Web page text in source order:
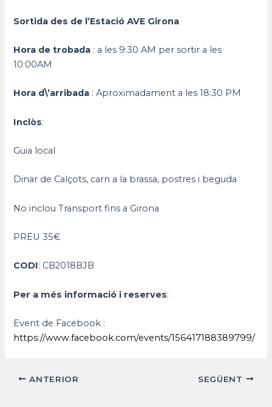
Sortida des de l’Estació AVE Girona
Hora de trobada : a les 9:30 AM per sortir a les
10:00AM
Hora d\’arribada : Aproximadament a les 18:30 PM
Inclòs:
Guia local
Dinar de Calçots, carn a la brassa, postres i beguda
No inclou Transport fins a Girona
PREU 35€
CODI: CB2018BJB
Per a més informació i reserves:
Event de Facebook :
https://www.facebook.com/events/156417188389799/
ANTERIOR SEGÜENT